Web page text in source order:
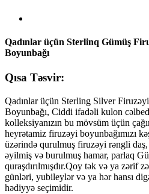
Qadınlar üçün Sterlinq Gümüş
Boyunbağı
Qısa Təsvir:
Qadınlar üçün Sterling Silver
Boyunbağı, Ciddi ifadəli kulon
kolleksiyanızın bu mövsüm üçün
heyrətamiz firuzəyi boyunbağımızı
üzərində qurulmuş firuzəyi rəngli daş,
əyilmiş və burulmuş hamar, parlaq
quraşdırılmışdır.Qoy tək və ya zərif
günləri, yubileylər və ya hər hansı
hədiyyə seçimidir.